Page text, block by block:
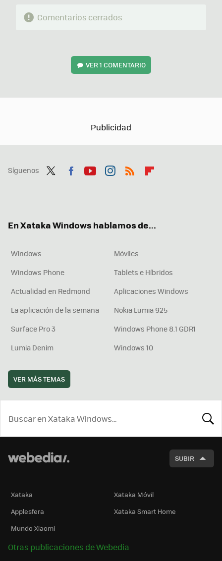
Comentarios cerrados
VER1 COMENTARIO
Síguenos
En Xataka Windows hablamos de...
Windows
Móviles
Windows Phone
Tablets e Híbridos
Actualidad en Redmond
Aplicaciones Windows
La aplicación de la semana
Nokia Lumia 925
Surface Pro 3
Windows Phone 8.1 GDR1
Lumia Denim
Windows 10
VER MÁS TEMAS
SUBIR
Xataka
Xataka Móvil
Applesfera
Xataka Smart Home
Mundo Xiaomi
Otras publicaciones de Webedia